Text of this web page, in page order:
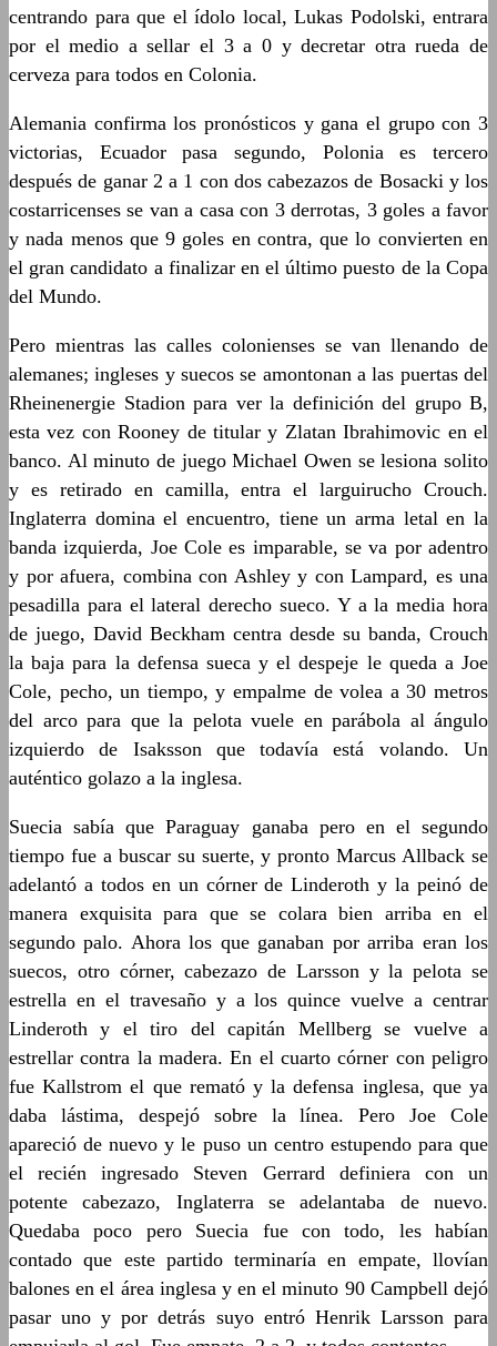
centrando para que el ídolo local, Lukas Podolski, entrara
por el medio a sellar el 3 a 0 y decretar otra rueda de
cerveza para todos en Colonia.
Alemania confirma los pronósticos y gana el grupo con 3
victorias, Ecuador pasa segundo, Polonia es tercero
después de ganar 2 a 1 con dos cabezazos de Bosacki y los
costarricenses se van a casa con 3 derrotas, 3 goles a favor
y nada menos que 9 goles en contra, que lo convierten en
el gran candidato a finalizar en el último puesto de la Copa
del Mundo.
Pero mientras las calles colonienses se van llenando de
alemanes; ingleses y suecos se amontonan a las puertas del
Rheinenergie Stadion para ver la definición del grupo B,
esta vez con Rooney de titular y Zlatan Ibrahimovic en el
banco. Al minuto de juego Michael Owen se lesiona solito
y es retirado en camilla, entra el larguirucho Crouch.
Inglaterra domina el encuentro, tiene un arma letal en la
banda izquierda, Joe Cole es imparable, se va por adentro
y por afuera, combina con Ashley y con Lampard, es una
pesadilla para el lateral derecho sueco. Y a la media hora
de juego, David Beckham centra desde su banda, Crouch
la baja para la defensa sueca y el despeje le queda a Joe
Cole, pecho, un tiempo, y empalme de volea a 30 metros
del arco para que la pelota vuele en parábola al ángulo
izquierdo de Isaksson que todavía está volando. Un
auténtico golazo a la inglesa.
Suecia sabía que Paraguay ganaba pero en el segundo
tiempo fue a buscar su suerte, y pronto Marcus Allback se
adelantó a todos en un córner de Linderoth y la peinó de
manera exquisita para que se colara bien arriba en el
segundo palo. Ahora los que ganaban por arriba eran los
suecos, otro córner, cabezazo de Larsson y la pelota se
estrella en el travesaño y a los quince vuelve a centrar
Linderoth y el tiro del capitán Mellberg se vuelve a
estrellar contra la madera. En el cuarto córner con peligro
fue Kallstrom el que remató y la defensa inglesa, que ya
daba lástima, despejó sobre la línea. Pero Joe Cole
apareció de nuevo y le puso un centro estupendo para que
el recién ingresado Steven Gerrard definiera con un
potente cabezazo, Inglaterra se adelantaba de nuevo.
Quedaba poco pero Suecia fue con todo, les habían
contado que este partido terminaría en empate, llovían
balones en el área inglesa y en el minuto 90 Campbell dejó
pasar uno y por detrás suyo entró Henrik Larsson para